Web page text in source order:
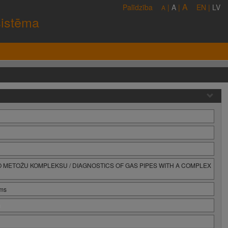
Palīdzība A | A | A EN | LV
KOMPLEKSU / DIAGNOSTICS OF GAS PIPES WITH A COMPLEX